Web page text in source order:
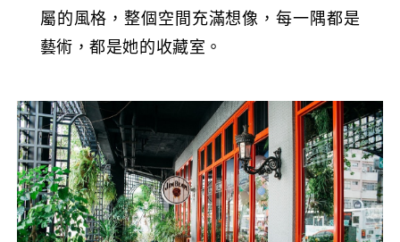
屬的風格，整個空間充滿想像，每一隅都是
藝術，都是她的收藏室。